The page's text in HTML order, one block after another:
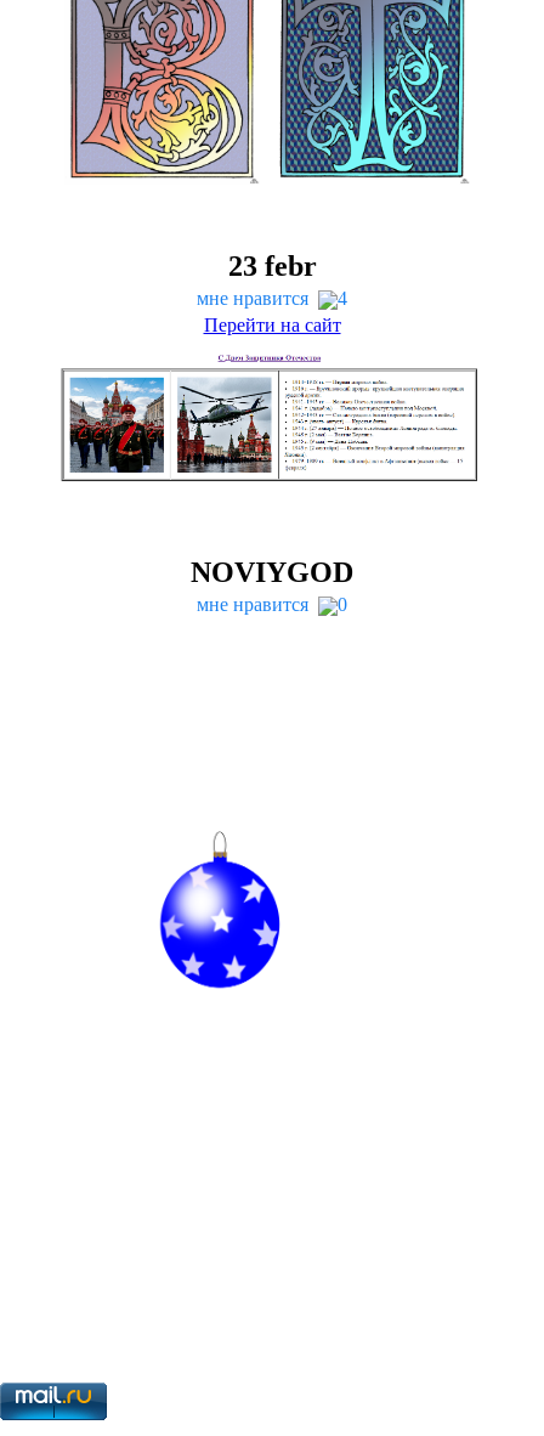
23febr
мне нравится
4
Перейти на сайт
NOVIY­GOD
мне нравится 0